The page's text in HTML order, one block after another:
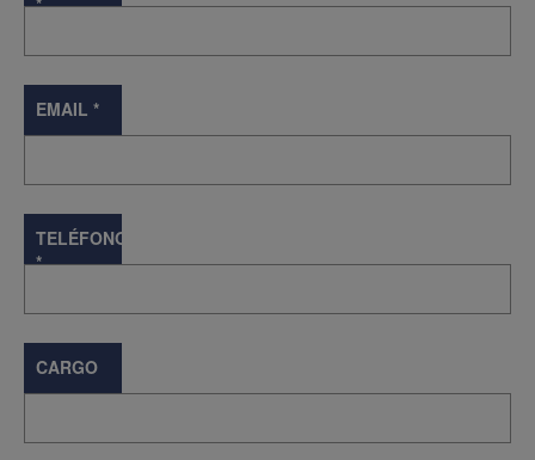
EMAIL *
TELÉFONO
*
CARGO